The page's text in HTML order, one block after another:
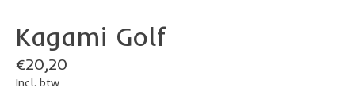
Kagami Golf
€20,20
Incl. btw